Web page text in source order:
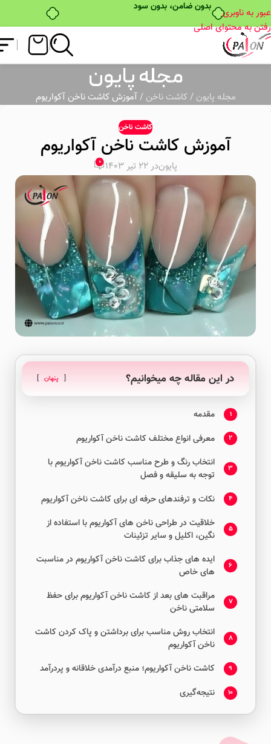
بدون ضامن، بدون سود
عبور به ناوبری
رفتن به محتوای اصلی
مجله پایون
مجله پایون /کاشت ناخن /آموزش کاشت ناخن آکواریوم
کاشت ناخن
آموزش کاشت ناخن آکواریوم
پایوندر 22 تیر 1403 0
در این مقاله چه میخوانیم؟ پنهان
1 مقدمه
2 معرفی انواع مختلف کاشت ناخن آکواریوم
3
انتخاب رنگ و طرح مناسب کاشت ناخن آکواریوم با
توجه به سلیقه و فصل
4 نکات و ترفندهای حرفه ای برای کاشت ناخن آکواریوم
5
خلاقیت در طراحی ناخن های آکواریوم با استفاده از
نگین، اکلیل و سایر تزئینات
6
ایده های جذاب برای کاشت ناخن آکواریوم در مناسبت
های خاص
7
مراقبت های بعد از کاشت ناخن آکواریوم برای حفظ
سلامتی ناخن
8
انتخاب روش مناسب برای برداشتن و پاک کردن کاشت
ناخن آکواریوم
9 کاشت ناخن آکواریوم؛ منبع درآمدی خلاقانه و پردرآمد
10 نتیجه‌گیری